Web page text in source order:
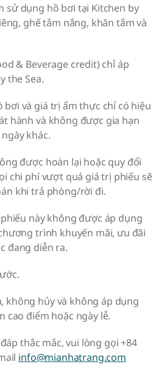
sử dụng hồ bơi tại Kitchen by
ghế tắm nắng, khăn tắm và
& Beverage credit) chỉ áp
the Sea.
bơi và giá trị ẩm thực chỉ có hiệu
hành và không được gia hạn
khác.
được hoàn lại hoặc quy đổi
chi phí vượt quá giá trị phiếu sẽ
khi trả phòng/rời đi.
này không được áp dụng
trình khuyến mãi, ưu đãi
đang diễn ra.
không hủy và không áp dụng
cao điểm hoặc ngày lễ.
thắc mắc, vui lòng gọi +84
info@mianhatrang.com